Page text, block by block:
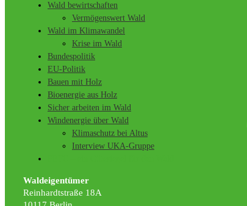
Wald bewirtschaften
Vermögenswert Wald
Wald im Klimawandel
Krise im Wald
Bundespolitik
EU-Politik
Bauen mit Holz
Bioenergie aus Holz
Sicher arbeiten im Wald
Windenergie über Wald
Klimaschutz bei Altus
Interview UKA-Gruppe
Waldeigentümer
Reinhardtstraße 18A